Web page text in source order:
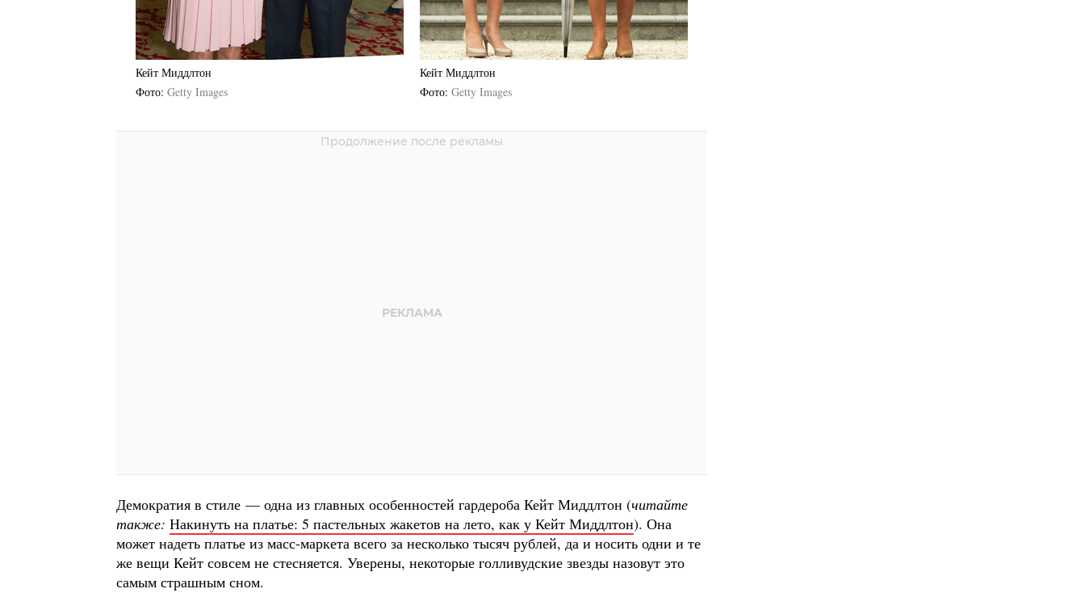
Кейт Миддлтон
Фото Getty Images
Кейт Миддлтон
Фото Getty Images
Демократия в стиле — одна из главных особенностей гардероба Кейт Миддлтон (читайте
также: Накинуть на платье: 5 пастельных жакетов на лето, как у Кейт Миддлтон). Она
может надеть платье из масс-маркета всего за несколько тысяч рублей, да и носить одни и те
же вещи Кейт совсем не стесняется. Уверены, некоторые голливудские звезды назовут это
самым страшным сном.